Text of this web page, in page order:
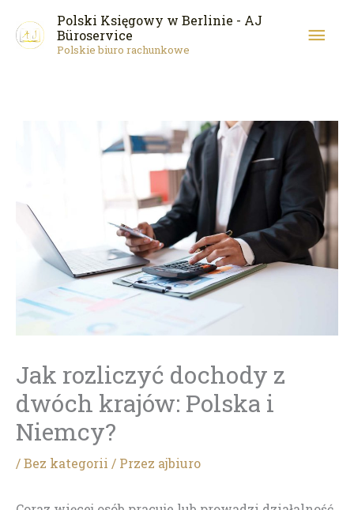
Polski Księgowy w Berlinie - AJ
Büroservice
Polskie biuro rachunkowe
Jak rozliczyć dochody z
dwóch krajów: Polska i
Niemcy?
/Bez kategorii / Przez ajbiuro